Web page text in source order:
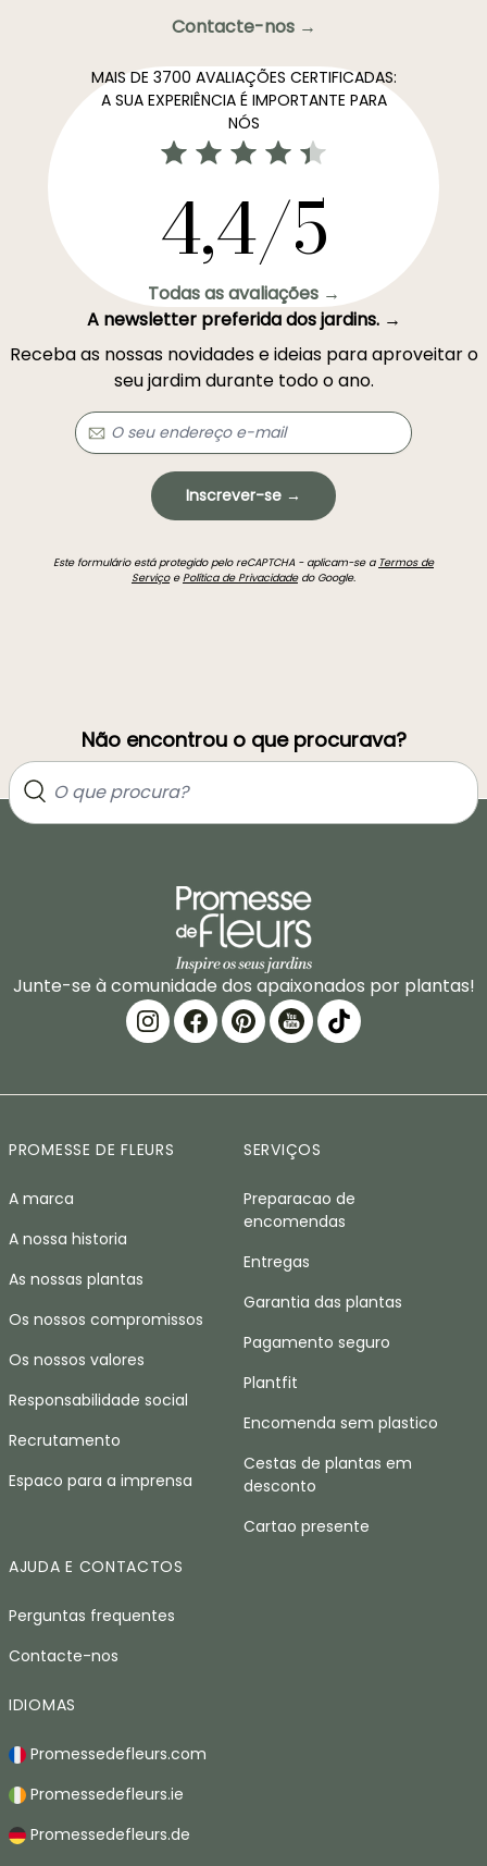
Contacte-nos →
MAIS DE 3700 AVALIAÇÕES CERTIFICADAS:
A SUA EXPERIÊNCIA É IMPORTANTE PARA
NÓS
4,4/5
Todas as avaliações →
A newsletter preferida dos jardins. →
Receba as nossas novidades e ideias para aproveitar o
seu jardim durante todo o ano.
Inscrever-se →
Este formulário está protegido pelo reCAPTCHA - aplicam-se a Termos de
ServiçoePolítica de Privacidadedo Google.
Não encontrou o que procurava?
Junte-se à comunidade dos apaixonados por plantas!
PROMESSE DE FLEURS
A marca
A nossa historia
As nossas plantas
Os nossos compromissos
Os nossos valores
Responsabilidade social
Recrutamento
Espaco para a imprensa
SERVIÇOS
Preparacao de
encomendas
Entregas
Garantia das plantas
Pagamento seguro
Plantfit
Encomenda sem plastico
Cestas de plantas em
desconto
Cartao presente
AJUDA E CONTACTOS
Perguntas frequentes
Contacte-nos
IDIOMAS
Promessedefleurs.com
Promessedefleurs.ie
Promessedefleurs.de